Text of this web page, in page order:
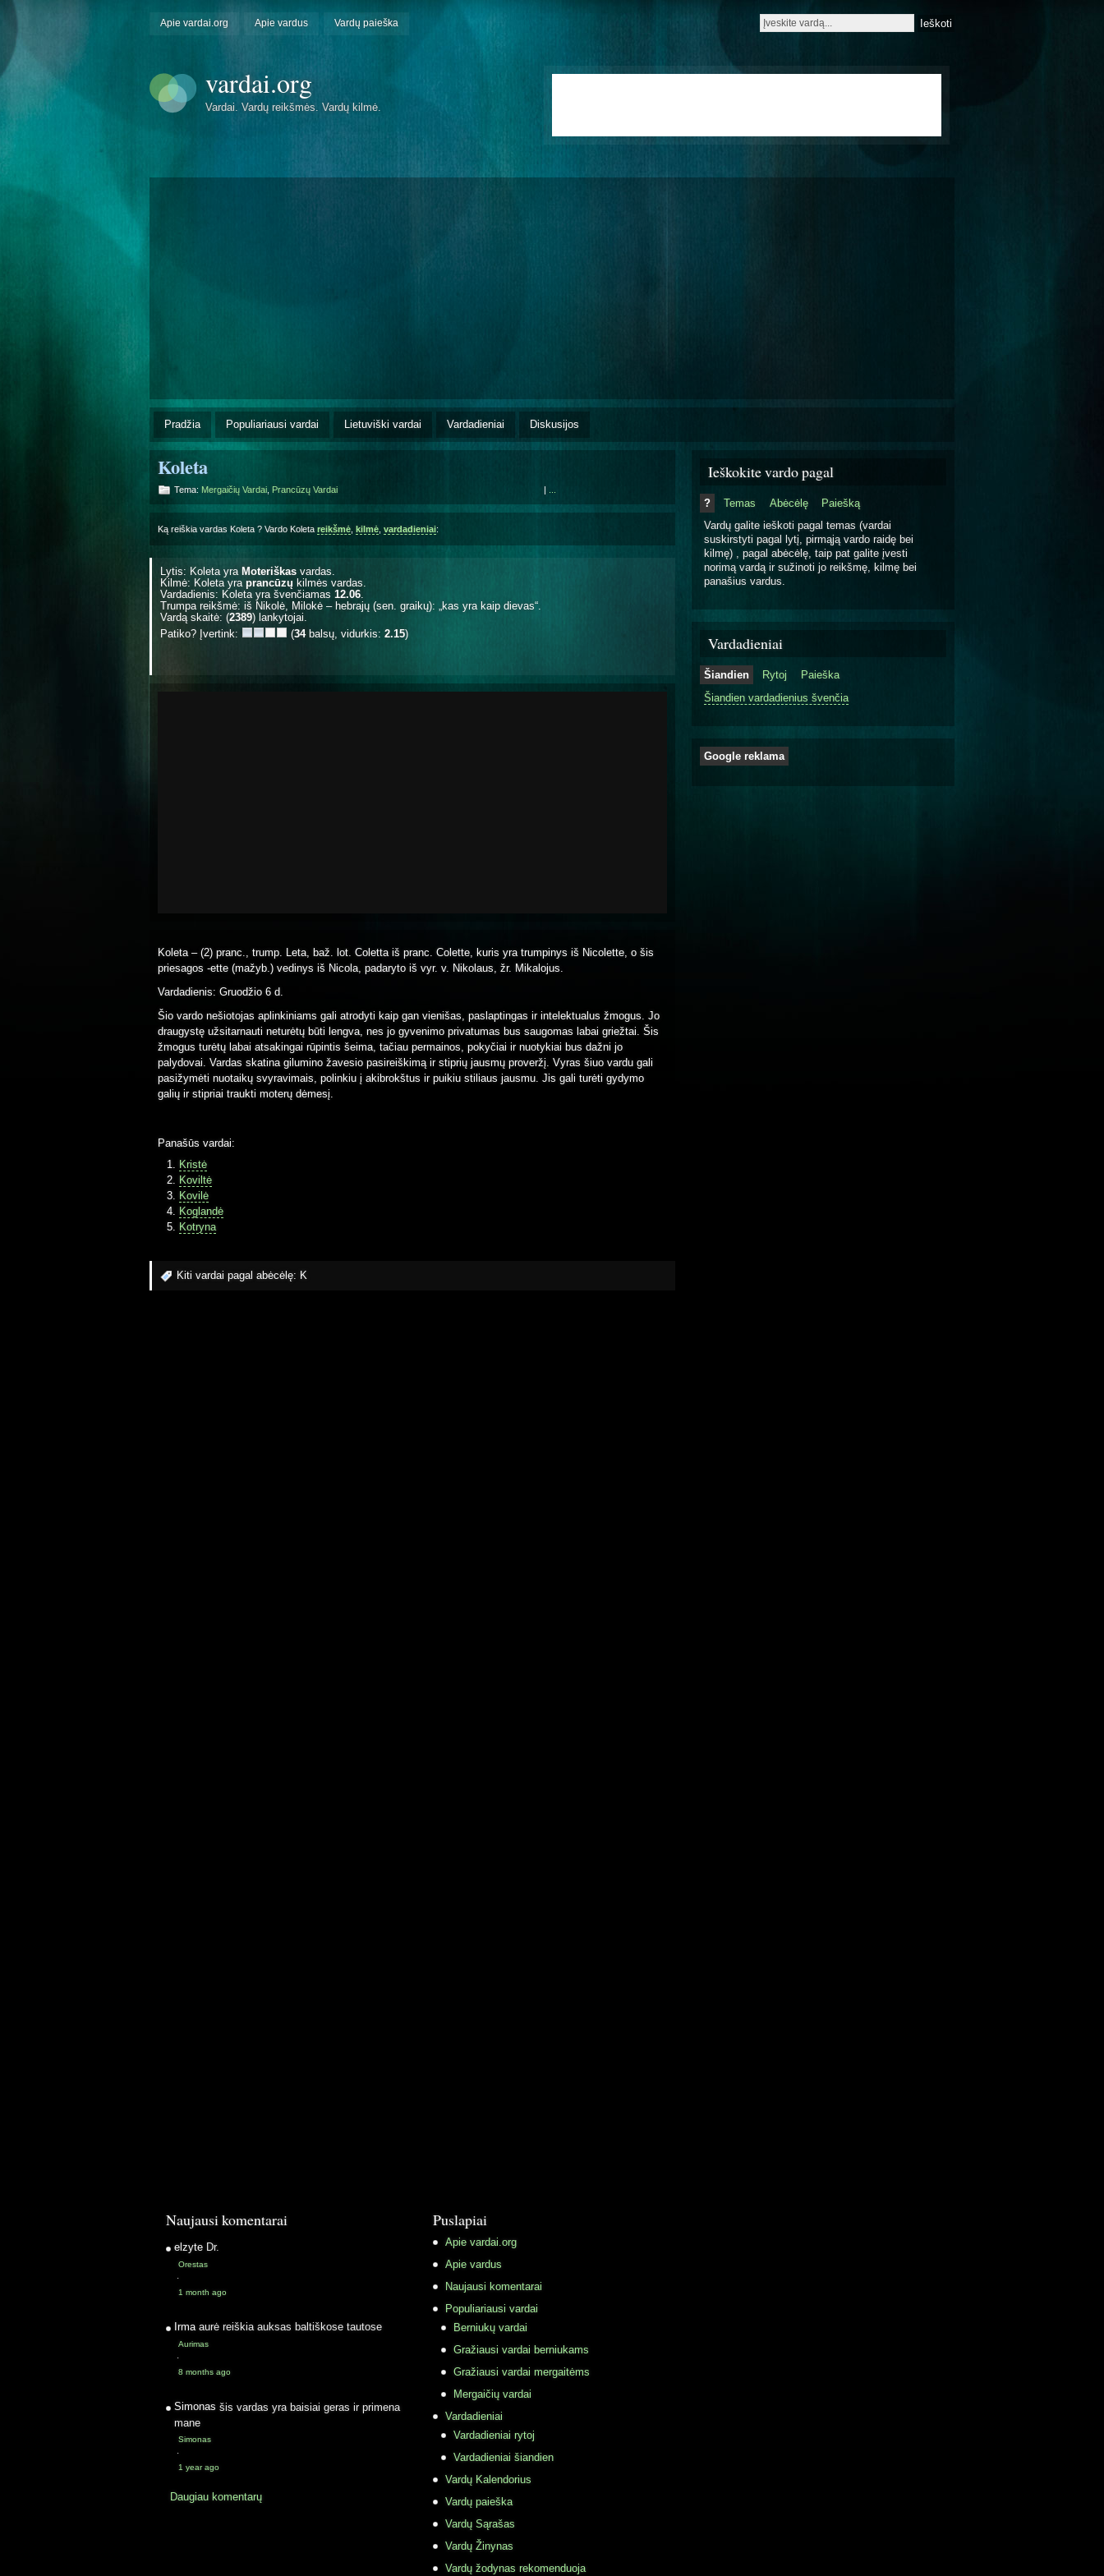
Apie vardai.org Apie vardus Vardų paieška
vardai.org
Vardai. Vardų reikšmės. Vardų kilmė.
Pradžia Populiariausi vardai Lietuviški vardai Vardadieniai Diskusijos
Koleta
Tema: Mergaičių Vardai Prancūzų Vardai |
Ką reiškia vardas Koleta ? Vardo Koleta reikšmė kilmė vardadieniai:
Lytis: Koleta yra Moteriškas vardas.
Kilmė: Koleta yra prancūzų kilmės vardas.
Vardadienis: Koleta yra švenčiamas 12.06
Trumpa reikšmė: iš Nikolė, Milokė – hebrajų (sen. graikų): „kas yra kaip dievas“.
Vardą skaitė: (2389) lankytojai.
Patiko? Įvertink:
(34balsų, vidurkis: 2.15)
Koleta – (2) pranc., trump. Leta, baž. lot. Coletta iš pranc. Colette, kuris yra trumpinys iš Nicolette, o šis
priesagos -ette (mažyb.) vedinys iš Nicola, padaryto iš vyr. v. Nikolaus, žr. Mikalojus.
Vardadienis: Gruodžio 6 d.
Šio vardo nešiotojas aplinkiniams gali atrodyti kaip gan vienišas, paslaptingas ir intelektualus žmogus. Jo
draugystę užsitarnauti neturėtų būti lengva, nes jo gyvenimo privatumas bus saugomas labai griežtai. Šis
žmogus turėtų labai atsakingai rūpintis šeima, tačiau permainos, pokyčiai ir nuotykiai bus dažni jo
palydovai. Vardas skatina gilumino žavesio pasireiškimą ir stiprių jausmų proveržį. Vyras šiuo vardu gali
pasižymėti nuotaikų svyravimais, polinkiu į akibrokštus ir puikiu stiliaus jausmu. Jis gali turėti gydymo
galių ir stipriai traukti moterų dėmesį.
Panašūs vardai:
Kristė
Koviltė
Kovilė
Koglandė
Kotryna
Kiti vardai pagal abėcėlę: K
Ieškokite vardo pagal
? Temas Abėcėlę
Paiešką
Vardų galite ieškoti pagal temas (vardai
suskirstyti pagal lytį, pirmąją vardo raidę bei
kilmę) , pagal abėcėlę, taip pat galite įvesti
norimą vardą ir sužinoti jo reikšmę, kilmę bei
panašius vardus.
Vardadieniai
Šiandien Rytoj
Paieška
Šiandien vardadienius švenčia
Google reklama
Naujausi komentarai
elzyte Dr.
Orestas
·
1 month ago
Irma aurė reiškia auksas baltiškose tautose
Aurimas
·
8 months ago
Simonas šis vardas yra baisiai geras ir primena
mane
Simonas
·
1 year ago
Daugiau komentarų
Puslapiai
Apie vardai.org
Apie vardus
Naujausi komentarai
Populiariausi vardai
Berniukų vardai
Gražiausi vardai berniukams
Gražiausi vardai mergaitėms
Mergaičių vardai
Vardadieniai
Vardadieniai rytoj
Vardadieniai šiandien
Vardų Kalendorius
Vardų paieška
Vardų Sąrašas
Vardų Žinynas
Vardų žodynas rekomenduoja